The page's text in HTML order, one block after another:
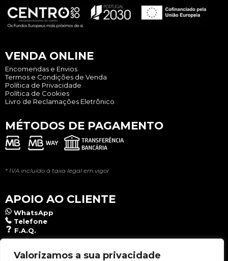
Valorizamos a sua privacidade
VENDA ONLINE
Encomendas e Envios
Termos e Condições de Venda
Política de Privacidade
Política de Cookies
Livro de Reclamações Eletrônico
MÉTODOS DE PAGAMENTO
* IVA incluído à taxa legal em vigor.
APOIO AO CLIENTE
WhatsApp
Telefone
F.A.Q.
NEWSLETTER